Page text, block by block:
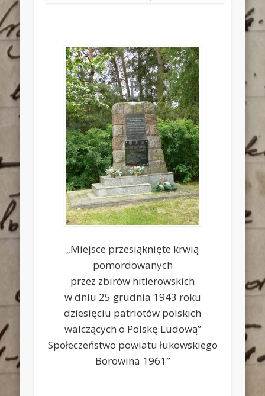
„Miejsce przesiąknięte krwią
pomordowanych
przez zbirów hitlerowskich
w dniu 25 grudnia 1943 roku
dziesięciu patriotów polskich
walczących o Polskę Ludową”
Społeczeństwo powiatu łukowskiego
Borowina 1961″